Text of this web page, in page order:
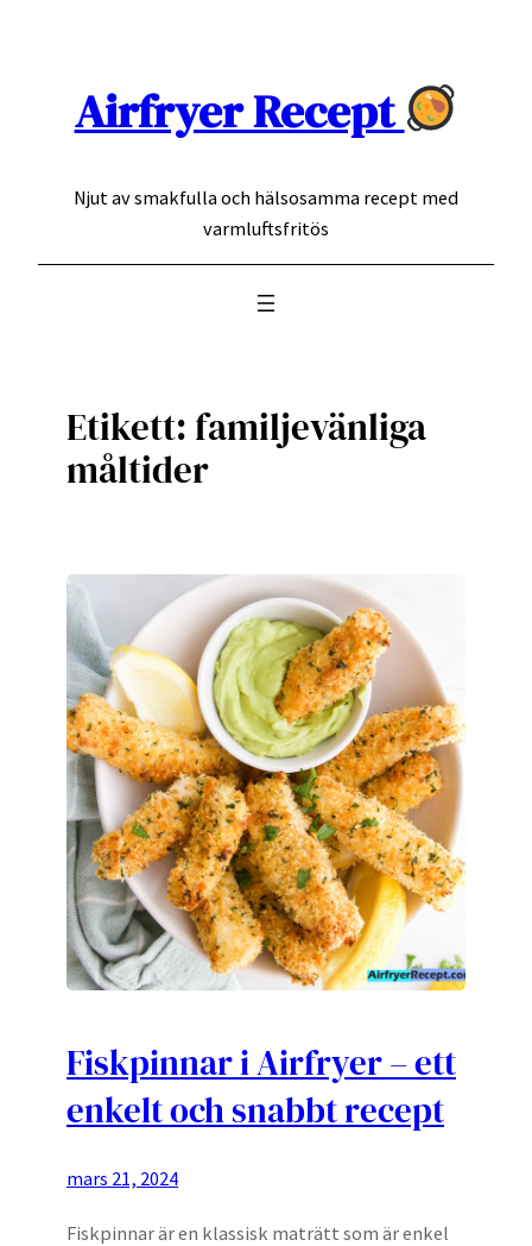
Airfryer Recept
Njut av smakfulla och hälsosamma recept med
varmluftsfritös
Etikett:familjevänliga
måltider
Fiskpinnar i Airfryer – ett
enkelt och snabbt recept
mars 21, 2024
Fiskpinnar är en klassisk maträtt som är enkel